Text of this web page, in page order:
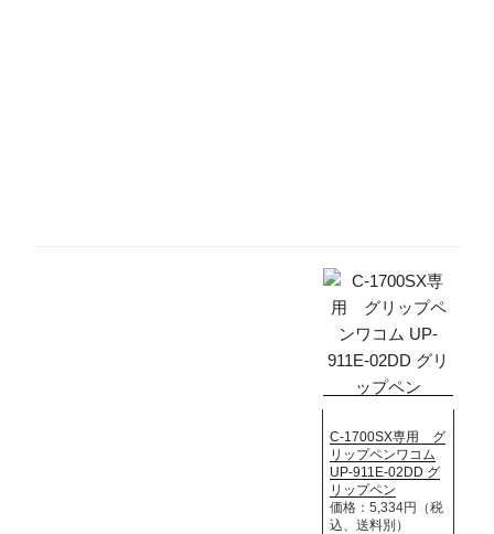
C-1700SX専用 グ
リップペンワコム
UP-911E-02DD グ
リップペン
価格：5,334円（税
込、送料別）